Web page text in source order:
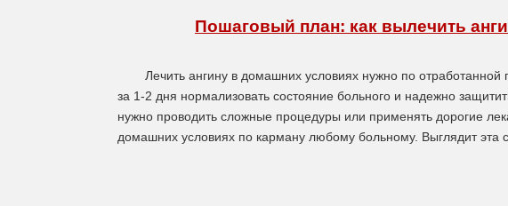
Пошаговый план: как вылечить
Лечить ангину в домашних условиях нужно по
за 1-2 дня нормализовать состояние больного и надежно
нужно проводить сложные процедуры или применять дорогие
домашних условиях по карману любому больному. Выглядит эта